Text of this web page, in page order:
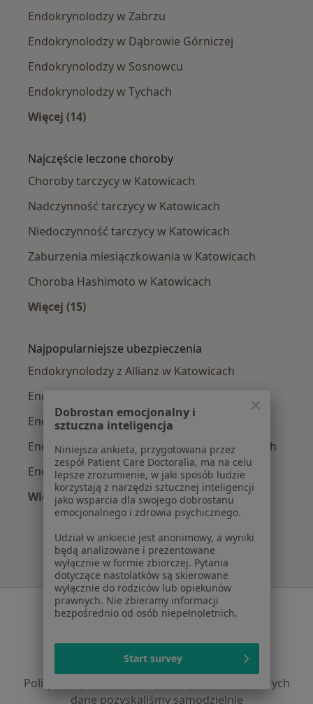
Endokrynolodzy w Zabrzu
Endokrynolodzy w Dąbrowie Górniczej
Endokrynolodzy w Sosnowcu
Endokrynolodzy w Tychach
Więcej (14)
Najczęście leczone choroby
Choroby tarczycy w Katowicach
Nadczynność tarczycy w Katowicach
Niedoczynność tarczycy w Katowicach
Zaburzenia miesiączkowania w Katowicach
Choroba Hashimoto w Katowicach
Więcej (15)
Najpopularniejsze ubezpieczenia
Endokrynolodzy z Allianz w Katowicach
Endokrynolodzy z POLMED w Katowicach
Endokrynolodzy z Signal Iduna w Katowicach
Endokrynolodzy z Medica Polska w Katowicach
Endokrynolodzy z Compensa w Katowicach
Więcej (8)
Więcej w kategorii: Najpopularniejsze
Serwis
Polityka prywatności profesjonalistów
Polityka prywatności dla profesjonalistów, których
dane pozyskaliśmy samodzielnie
Dobrostan emocjonalny i
sztuczna inteligencja
Niniejsza ankieta, przygotowana przez
zespół Patient Care Doctoralia, ma na celu
lepsze zrozumienie, w jaki sposób ludzie
korzystają z narzędzi sztucznej inteligencji
jako wsparcia dla swojego dobrostanu
emocjonalnego i zdrowia psychicznego.
Udział w ankiecie jest anonimowy, a wyniki
będą analizowane i prezentowane
wyłącznie w formie zbiorczej. Pytania
dotyczące nastolatków są skierowane
wyłącznie do rodziców lub opiekunów
prawnych. Nie zbieramy informacji
bezpośrednio od osób niepełnoletnich.
Start survey